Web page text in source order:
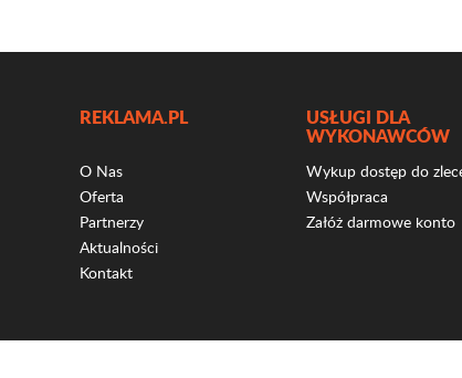
REKLAMA.PL
O Nas
Oferta
Partnerzy
Aktualności
Kontakt
USŁUGI DLA
WYKONAWCÓW
Wykup dostęp do
Współpraca
Załóż darmowe konto